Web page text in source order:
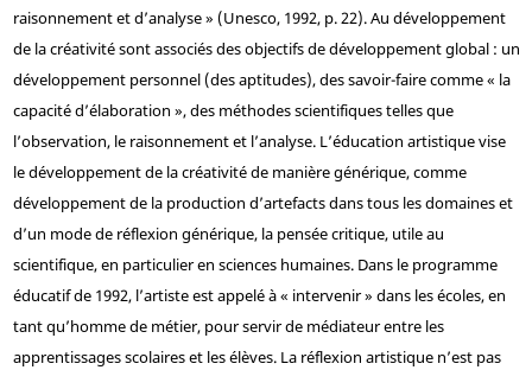
raisonnement et d’analyse » (Unesco, 1992, p. 22). Au développement
de la créativité sont associés des objectifs de développement global : un
développement personnel (des aptitudes), des savoir-faire comme « la
capacité d’élaboration », des méthodes scientifiques telles que
l’observation, le raisonnement et l’analyse. L’éducation artistique vise
le développement de la créativité de manière générique, comme
développement de la production d’artefacts dans tous les domaines et
d’un mode de réflexion générique, la pensée critique, utile au
scientifique, en particulier en sciences humaines. Dans le programme
éducatif de 1992, l’artiste est appelé à « intervenir » dans les écoles, en
tant qu’homme de métier, pour servir de médiateur entre les
apprentissages scolaires et les élèves. La réflexion artistique n’est pas